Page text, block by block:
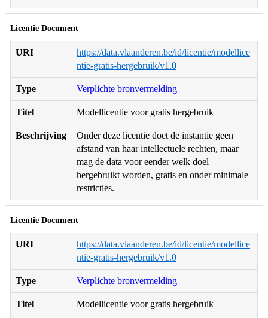
Licentie Document
URI
https://data.vlaanderen.be/id/licentie/modellice
ntie-gratis-hergebruik/v1.0
Type Verplichte bronvermelding
Titel Modellicentie voor gratis hergebruik
Beschrijving
Onder deze licentie doet de instantie geen
afstand van haar intellectuele rechten, maar
mag de data voor eender welk doel
hergebruikt worden, gratis en onder minimale
restricties.
Licentie Document
URI
https://data.vlaanderen.be/id/licentie/modellice
ntie-gratis-hergebruik/v1.0
Type Verplichte bronvermelding
Titel Modellicentie voor gratis hergebruik